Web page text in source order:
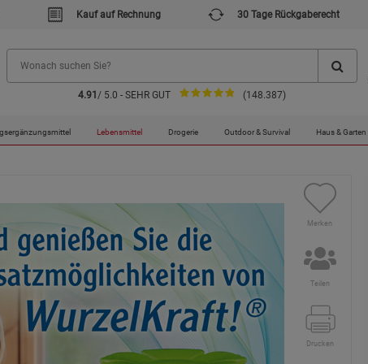
Kauf auf Rechnung 30 Tage Rückgaberecht
4.91 / 5.0 - SEHR GUT (148.387)
Lebensmittel Drogerie Outdoor & Survival Haus & Garten
Merken
Teilen
Drucken